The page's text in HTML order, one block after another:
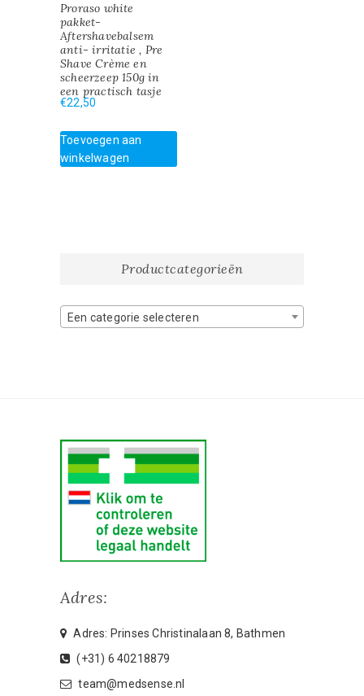
Proraso white
pakket-
Aftershavebalsem
anti- irritatie , Pre
Shave Crème en
scheerzeep 150g in
een practisch tasje
€22,50
Toevoegen aan
winkelwagen
Productcategorieën
Een categorie selecteren
Adres:
Adres: Prinses Christinalaan 8, Bathmen
(+31) 6 40218879
team@medsense.nl